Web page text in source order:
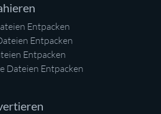
Entpacken
Entpacken
Entpacken
Dateien Entpacken